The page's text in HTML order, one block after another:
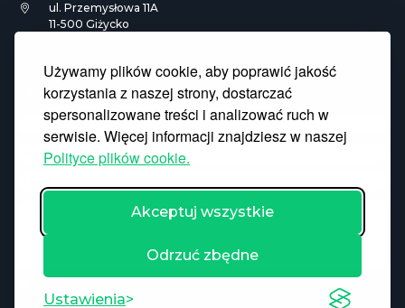
Używamy plików cookie, aby poprawić jakość
korzystania z naszej strony, dostarczać
spersonalizowane treści i analizować ruch w
serwisie. Więcej informacji znajdziesz w naszej
Polityce plików cookie.
Akceptuj wszystkie
Odrzuć zbędne
Ustawienia
ul. Przemysłowa 11A
11-500 Giżycko
Pliki Cookies RODO